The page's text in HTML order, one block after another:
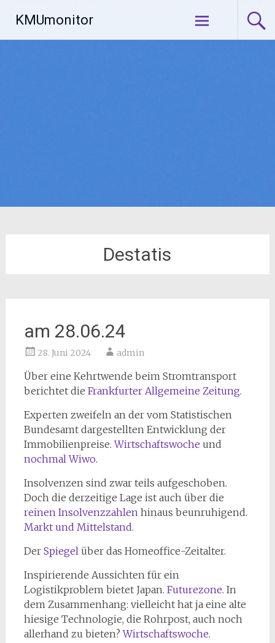
Inhalt
springen
KMUmonitor
Destatis
am 28.06.24
28. Juni 2024 admin
Über eine Kehrtwende beim Stromtransport
berichtet die Frankfurter Allgemeine Zeitung.
Experten zweifeln an der vom Statistischen
Bundesamt dargestellten Entwicklung der
Immobilienpreise.Wirtschaftswoche und
nochmal Wiwo.
Insolvenzen sind zwar teils aufgeschoben.
Doch die derzeitige Lage ist auch über die
reinen Insolvenzzahlenhinaus beunruhigend.
Markt und Mittelstand.
Der Spiegelüber das Homeoffice-Zeitalter.
Inspirierende Aussichten für ein
Logistikproblem bietet Japan. Futurezone. In
dem Zusammenhang: vielleicht hat ja eine alte
hiesige Technologie, die Rohrpost, auch noch
allerhand zu bieten?Wirtschaftswoche.